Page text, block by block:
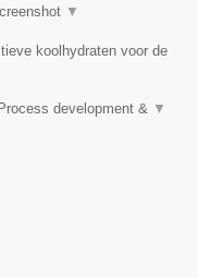
▼
koolhydraten voor de
development & ▼